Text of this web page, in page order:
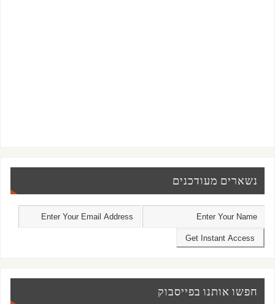
נשארים מעודכנים
חפשו אותנו בפייסבוק